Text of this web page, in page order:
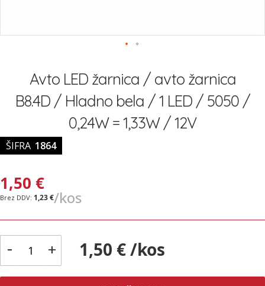
galerije
Avto LED žarnica / avto žarnica
B8.4D / Hladno bela / 1 LED / 5050 /
0,24W = 1,33W / 12V
ŠIFRA 1864
1,50 €
1,23 €/kos
- + 1,50 € /kos